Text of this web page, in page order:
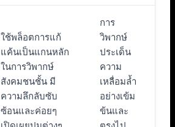
ใช้พล็อตการแก้
แค้นเป็นแกนหลัก
ในการวิพากษ์
สังคมชนชั้น มี
ความลึกลับซับ
ซ้อนและค่อยๆ
การ
วิพากษ์
ประเด็น
ความ
เหลื่อมล้ำ
อย่างเข้ม
ข้นและ